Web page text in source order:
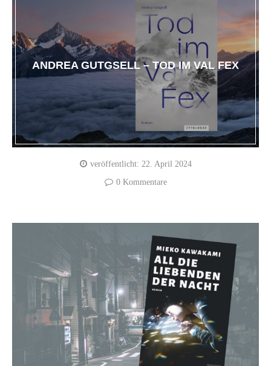
ANDREA GUTGSELL – TOD IM VAL FEX
veröffentlicht: 22. April 2024
0 Kommentare